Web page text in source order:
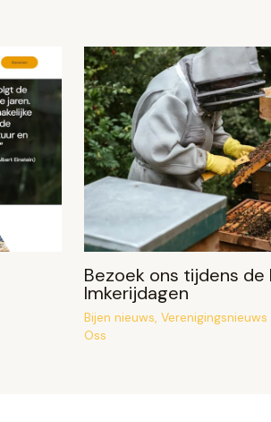
Bezoek ons tijdens de
Imkerijdagen
Bijen nieuws, Verenigingsnieuws
Oss